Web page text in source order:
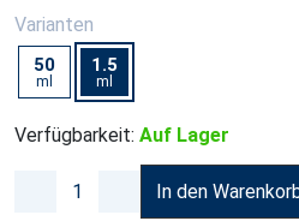
Varianten
50
ml
1.5
ml
Verfügbarkeit: Auf Lager
In den